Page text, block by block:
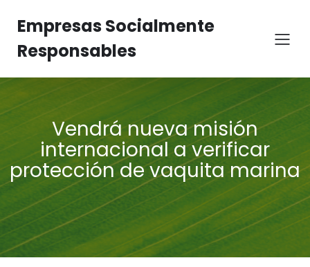
Empresas Socialmente
Responsables
Vendrá nueva misión
internacional a verificar
protección de vaquita marina